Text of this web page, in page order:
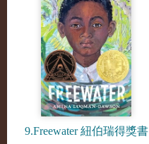
9.Freewater 紐伯瑞得獎書